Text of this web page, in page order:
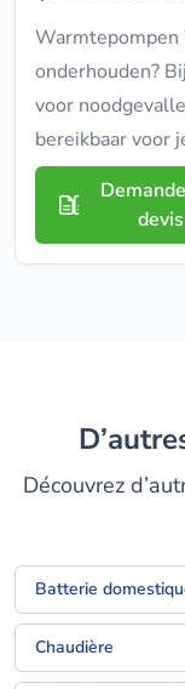
onderhouden?
voor
bereikbaar voor
devis
Découvrez
Batterie
Chaudière